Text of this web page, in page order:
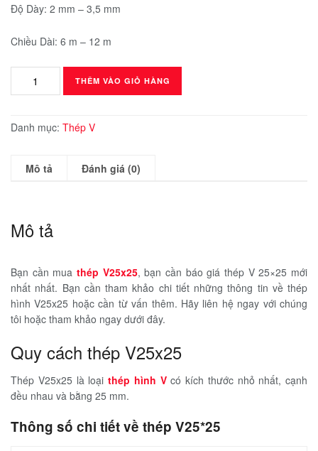
Độ Dày: 2 mm – 3,5 mm
Chiều Dài: 6 m – 12 m
số
THÊM VÀO GIỎ HÀNG
Danh mục: Thép V
Mô tả Đánh giá (0)
Mô tả
Bạn cần mua thép V25x25, bạn cần báo giá thép V 25×25 mới
nhất nhất. Bạn cần tham khảo chi tiết những thông tin về thép
hình V25x25 hoặc cần từ vấn thêm. Hãy liên hệ ngay với chúng
tôi hoặc tham khảo ngay dưới đây.
Quy cách thép V25x25
Thép V25x25 là loại thép hình Vcó kích thước nhỏ nhất, cạnh
đều nhau và bằng 25 mm.
Thông số chi tiếtvề thép V25*25